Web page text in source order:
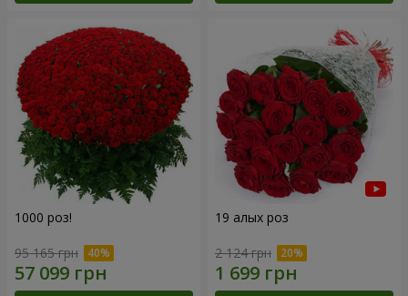
1000 роз!
95 165 грн
19 алых роз
2 124 грн